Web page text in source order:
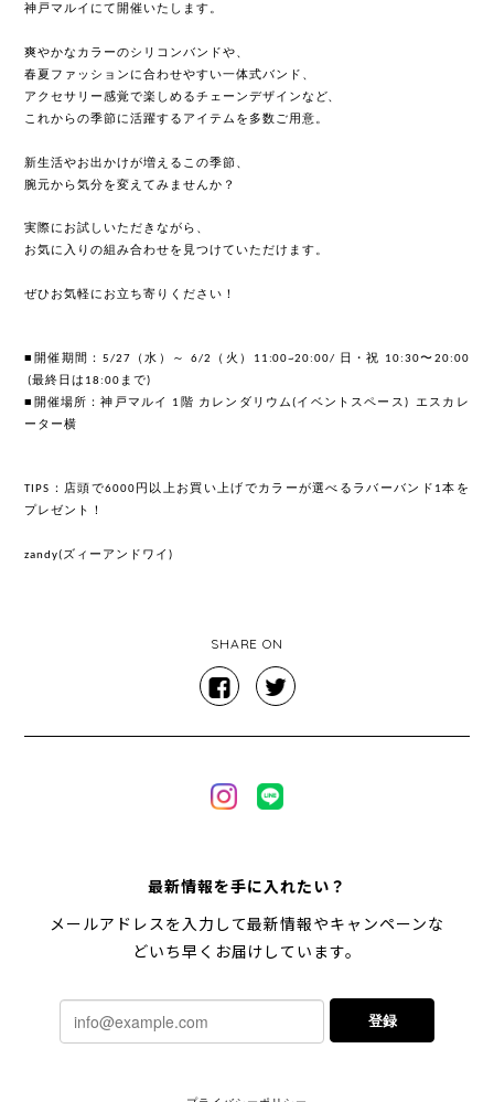
神戸マルイにて開催いたします。
爽やかなカラーのシリコンバンドや、
春夏ファッションに合わせやすい一体式バンド、
アクセサリー感覚で楽しめるチェーンデザインなど、
これからの季節に活躍するアイテムを多数ご用意。
新生活やお出かけが増えるこの季節、
腕元から気分を変えてみませんか？
実際にお試しいただきながら、
お気に入りの組み合わせを見つけていただけます。
ぜひお気軽にお立ち寄りください！
■開催期間： 5/27 （水）～6/2 （火） 11:00~20:00/ 日・祝 10:30〜20:00
(最終日は 18:00 まで)
■開催場所：神戸マルイ 1 階 カレンダリウム(イベントスペース )エスカレ
ーター横
TIPS ：店頭で6000円以上お買い上げでカラーが選べるラバーバンド 1本を
プレゼント！
zandy(ズィーアンドワイ )
SHARE ON
最新情報を手に入れたい？
メールアドレスを入力して最新情報やキャンペーンな
どいち早くお届けしています。
登録